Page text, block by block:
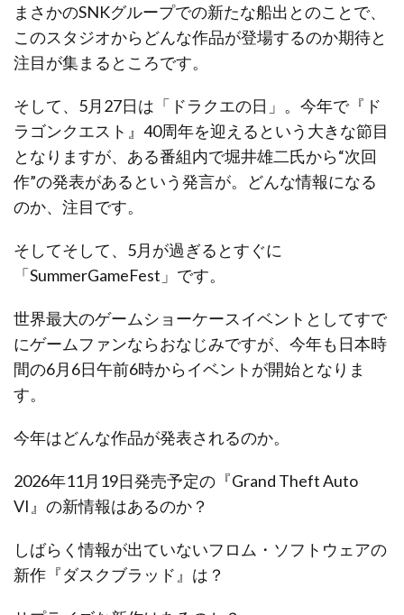
まさかのSNKグループでの新たな船出とのことで、
このスタジオからどんな作品が登場するのか期待と
注目が集まるところです。
そして、5月27日は「ドラクエの日」。今年で『ド
ラゴンクエスト』40周年を迎えるという大きな節目
となりますが、ある番組内で堀井雄二氏から“次回
作”の発表があるという発言が。どんな情報になる
のか、注目です。
そしてそして、5月が過ぎるとすぐに
「SummerGameFest」です。
世界最大のゲームショーケースイベントとしてすで
にゲームファンならおなじみですが、今年も日本時
間の6月6日午前6時からイベントが開始となりま
す。
今年はどんな作品が発表されるのか。
2026年11月19日発売予定の『Grand Theft Auto
VI』の新情報はあるのか？
しばらく情報が出ていないフロム・ソフトウェアの
新作『ダスクブラッド』は？